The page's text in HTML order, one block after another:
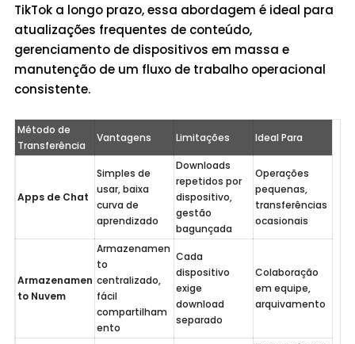
TikTok a longo prazo, essa abordagem é ideal para
atualizações frequentes de conteúdo,
gerenciamento de dispositivos em massa e
manutenção de um fluxo de trabalho operacional
consistente.
Método de
Transferência
Vantagens Limitações Ideal Para
Apps de Chat
Simples de
usar, baixa
curva de
aprendizado
Downloads
repetidos por
dispositivo,
gestão
bagunçada
Operações
pequenas,
transferências
ocasionais
Armazenamen
to Nuvem
Armazenamen
to
centralizado,
fácil
compartilham
ento
Cada
dispositivo
exige
download
separado
Colaboração
em equipe,
arquivamento